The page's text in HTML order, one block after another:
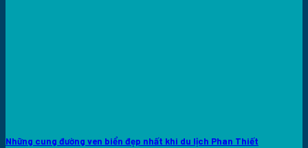
Những cung đường ven biển đẹp nhất khi du lịch Phan Thiết